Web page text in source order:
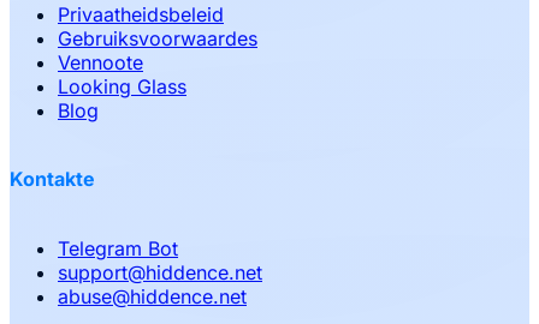
Privaatheidsbeleid
Gebruiksvoorwaardes
Vennoote
Looking Glass
Blog
Kontakte
Telegram Bot
support@hiddence.net
abuse@hiddence.net